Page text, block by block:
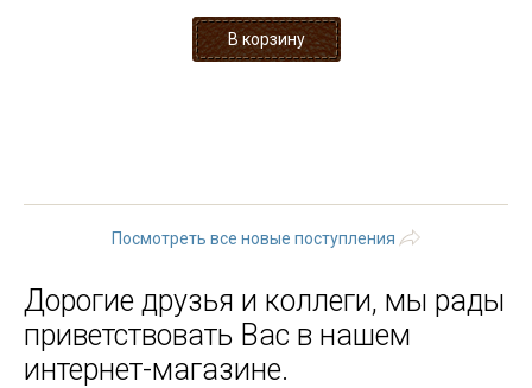
Посмотреть все новые поступления
Дорогие друзья и коллеги, мы рады
приветствовать Вас в нашем
интернет-магазине.